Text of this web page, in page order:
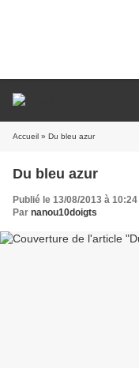
Accueil » Du bleu azur
Du bleu azur
Publié le 13/08/2013 à 10:24
Par nanou10doigts